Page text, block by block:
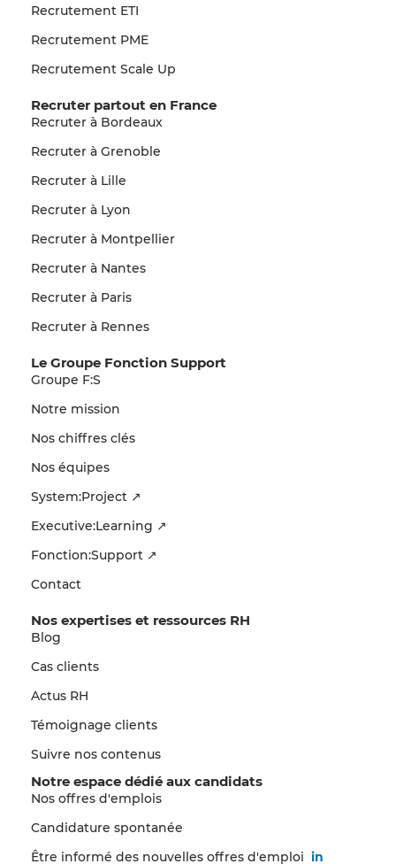
Nos expertises et ressources RH
Blog
Cas clients
Actus RH
Témoignage clients
Suivre nos contenus
Notre espace dédié aux candidats
Nos offres d'emplois
Candidature spontanée
Être informé des nouvelles offres d'emploi in
Recrutement ETI
Recrutement PME
Recrutement Scale Up
Recruter partout en France
Recruter à Bordeaux
Recruter à Grenoble
Recruter à Lille
Recruter à Lyon
Recruter à Montpellier
Recruter à Nantes
Recruter à Paris
Recruter à Rennes
Le Groupe Fonction Support
Groupe F:S
Notre mission
Nos chiffres clés
Nos équipes
System:Project ↗
Executive:Learning ↗
Fonction:Support ↗
Contact